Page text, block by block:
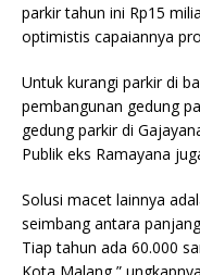
parkir tahun ini Rp15
optimistis capaiannya
Untuk kurangi parkir di
pembangunan gedung
gedung parkir di
Publik eks Ramayana
Solusi macet lainnya
seimbang antara
Tiap tahun ada 60.000